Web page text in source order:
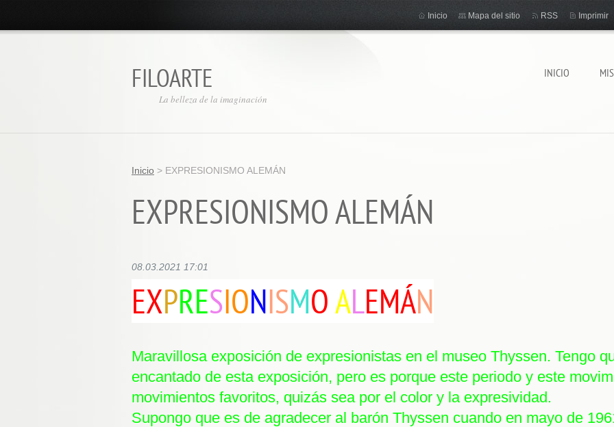
FILOARTE
La belleza de la imaginación
INICIO
Inicio Mapa del sitio RSS Imprimir
Inicio > EXPRESIONISMO ALEMÁN
EXPRESIONISMO ALEMÁN
08.03.2021 17:01
EXPRESIONISMOALEMÁN
Maravillosa exposición de expresionistas en el museo Thyssen. Tengo
encantado de esta exposición, pero es porque este periodo y este
movimientos favoritos, quizás sea por el color y la expresividad.
Supongo que es de agradecer al barón Thyssen cuando en mayo de